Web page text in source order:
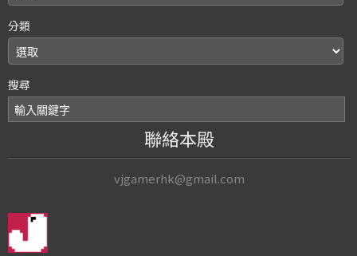
分類
搜尋
聯絡本殿
vjgamerhk@gmail.com